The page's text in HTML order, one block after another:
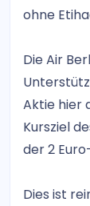
ohne
Die Air
Aktie hier
Kursziel
der 2
Dies ist